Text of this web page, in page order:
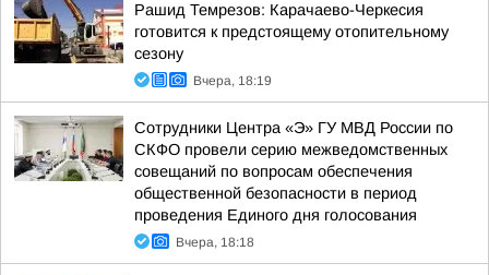
Рашид Темрезов: Карачаево-Черкесия
готовится к предстоящему отопительному
сезону
Вчера, 18:19
Сотрудники Центра «Э» ГУ МВД России по
СКФО провели серию межведомственных
совещаний по вопросам обеспечения
общественной безопасности в период
проведения Единого дня голосования
Вчера, 18:18